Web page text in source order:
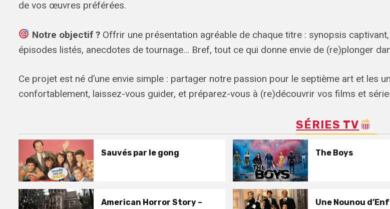
de vos œuvres préférées.
Notre objectif ?Offrir une présentation agréable de chaque titre : synopsis
épisodes listés, anecdotes de tournage… Bref, tout ce qui donne envie de (re)plonger
Ce projet est né d’une envie simple : partager notre passion pour le septième art et les
confortablement, laissez-vous guider, et préparez-vous à (re)découvrir vos films et
SÉRIES TV
Sauvés par le gong The Boys
American Horror Story –
Une Nounou